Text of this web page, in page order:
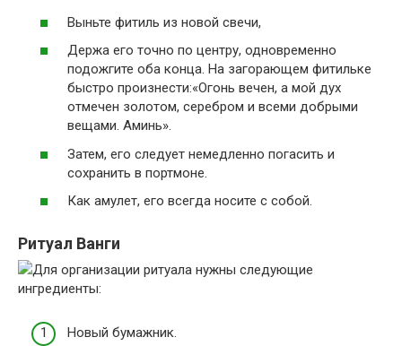
Выньте фитиль из новой свечи,
Держа его точно по центру, одновременно
подожгите оба конца. На загорающем фитильке
быстро произнести:«Огонь вечен, а мой дух
отмечен золотом, серебром и всеми добрыми
вещами. Аминь».
Затем, его следует немедленно погасить и
сохранить в портмоне.
Как амулет, его всегда носите с собой.
Ритуал Ванги
Для организации ритуала нужны следующие
ингредиенты:
Новый бумажник.